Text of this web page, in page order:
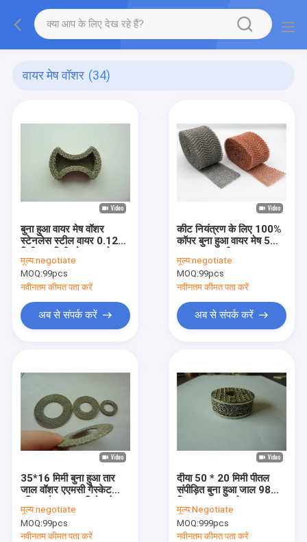
वायर मेष वॉशर (34)
बुना हुआ वायर मेष वॉशर
स्टेनलेस स्टील वायर 0.12
पहने आईएसओ 9 001
मूल्य:negotiate
MOQ:99pcs
नवीनतम कीमत पता करें
अब से संपर्क करें
कीट नियंत्रण के लिए 100%
कॉपर बुना हुआ वायर मेष 5
मिमीmm
मूल्य:negotiate
MOQ:99pcs
नवीनतम कीमत पता करें
अब से संपर्क करें
35*16 मिमी बुना हुआ तार
जाल वॉशर एएमसी गैस्केट
साथ निम्न आवृत्तियों की सुरक्षा
के लिए
मूल्य:negotiate
MOQ:99pcs
नवीनतम कीमत पता करें
दीया 50 * 20 मिमी पीतल
संपीड़ित बुना हुआ जाल 98%
मूल्य:Negotiate
MOQ:999pcs
नवीनतम कीमत पता करें